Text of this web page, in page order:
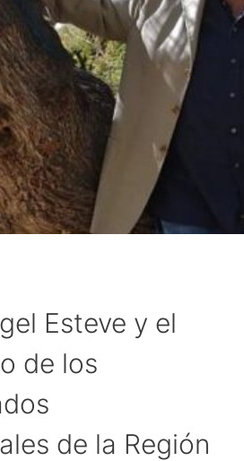
Esteve y el
de los
de la Región